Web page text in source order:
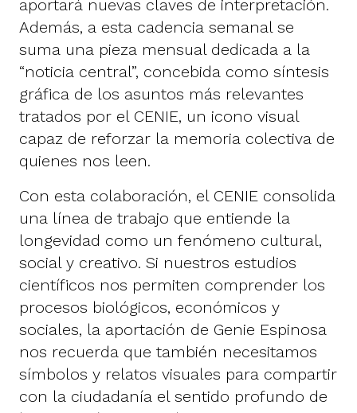
aportará nuevas claves de interpretación.
Además, a esta cadencia semanal se
suma una pieza mensual dedicada a la
“noticia central”, concebida como síntesis
gráfica de los asuntos más relevantes
tratados por el CENIE, un icono visual
capaz de reforzar la memoria colectiva de
quienes nos leen.
Con esta colaboración, el CENIE consolida
una línea de trabajo que entiende la
longevidad como un fenómeno cultural,
social y creativo. Si nuestros estudios
científicos nos permiten comprender los
procesos biológicos, económicos y
sociales, la aportación de Genie Espinosa
nos recuerda que también necesitamos
símbolos y relatos visuales para compartir
con la ciudadanía el sentido profundo de